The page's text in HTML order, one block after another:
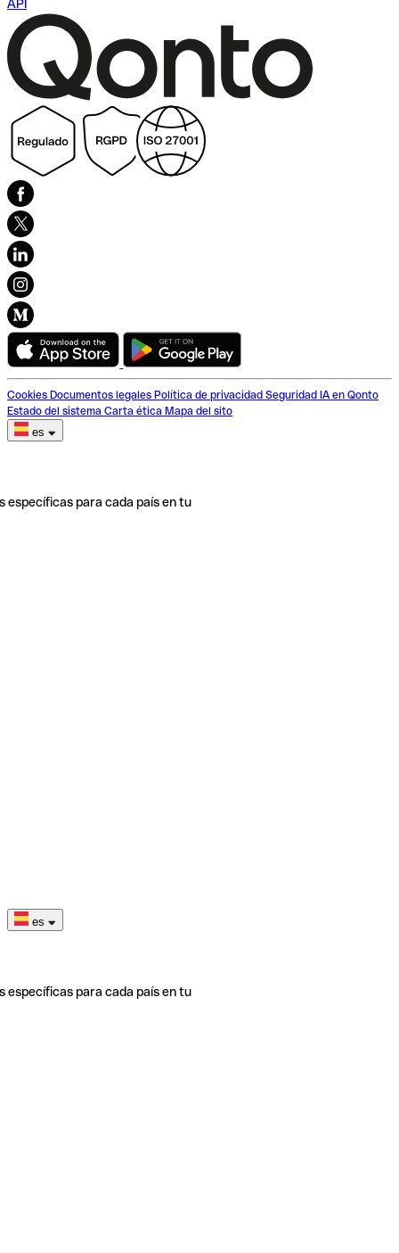
API
Cookies Documentos legales Política de privacidad Seguridad IA en Qonto
Estado del sistema Carta ética Mapa del sito
es
específicas para cada país en tu
es
específicas para cada país en tu